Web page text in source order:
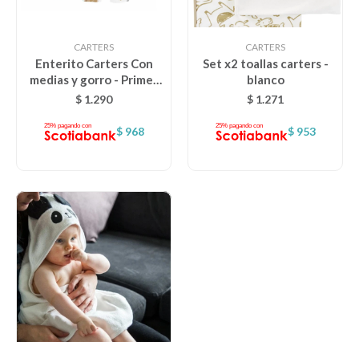
CARTERS
Enterito Carters Con
medias y gorro - Primer
Muda NB - Cow Grey
$ 1.290
$ 968
CARTERS
Set x2 toallas carters -
blanco
$ 1.271
$ 953
Descanso
Paseo y seguridad
Estimulación primera infancia
Juguetes
Textiles